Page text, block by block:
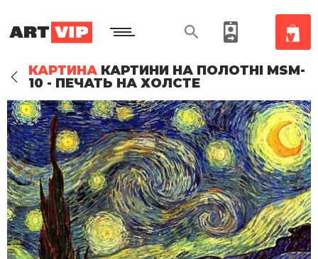
КАРТИНА КАРТИНИ НА ПОЛОТНІ MSM-
10 - ПЕЧАТЬ НА ХОЛСТЕ